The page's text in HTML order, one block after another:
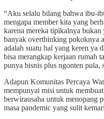
“Aku selalu bilang bahwa ibu-
mengapa member kita yang
karena mereka tipikalnya bukan
banyak overthinking pokoknya
adalah suatu hal yang keren ya
bisa merangkap kerjaan rumah
punya bisnis plus ngonten
Adapun Komunitas Percaya
mempunyai misi untuk
berwirausaha untuk menopang
masa pandemic yang sulit